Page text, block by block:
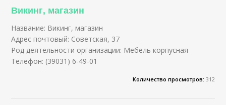
Викинг, магазин
Название: Викинг, магазин
Адрес почтовый: Советская, 37
Род деятельности организации: Мебель корпусная
Телефон: (39031) 6-49-01
Количество просмотров: 312